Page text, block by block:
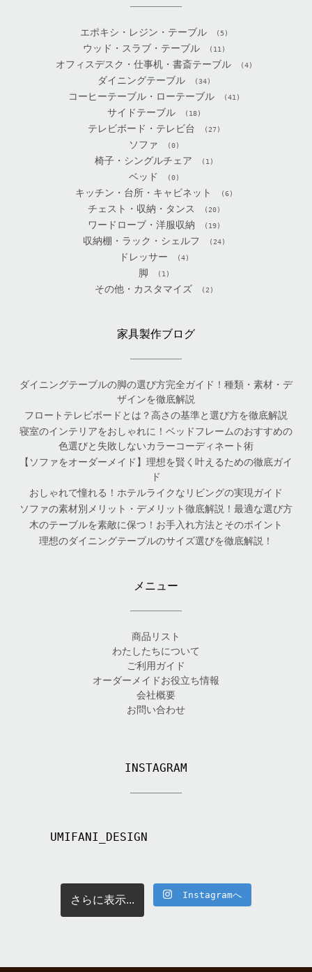
エポキシ・レジン・テーブル (5)
ウッド・スラブ・テーブル (11)
オフィスデスク・仕事机・書斎テーブル (4)
ダイニングテーブル (34)
コーヒーテーブル・ローテーブル (41)
サイドテーブル (18)
テレビボード・テレビ台 (27)
ソファ (0)
椅子・シングルチェア (1)
ベッド (0)
キッチン・台所・キャビネット (6)
チェスト・収納・タンス (20)
ワードローブ・洋服収納 (19)
収納棚・ラック・シェルフ (24)
ドレッサー (4)
脚 (1)
その他・カスタマイズ (2)
家具製作ブログ
ダイニングテーブルの脚の選び方完全ガイド！種類・素材・デ
ザインを徹底解説
フロートテレビボードとは？高さの基準と選び方を徹底解説
寝室のインテリアをおしゃれに！ベッドフレームのおすすめの
色選びと失敗しないカラーコーディネート術
【ソファをオーダーメイド】理想を賢く叶えるための徹底ガイ
ド
おしゃれで憧れる！ホテルライクなリビングの実現ガイド
ソファの素材別メリット・デメリット徹底解説！最適な選び方
木のテーブルを素敵に保つ！お手入れ方法とそのポイント
理想のダイニングテーブルのサイズ選びを徹底解説！
メニュー
商品リスト
わたしたちについて
ご利用ガイド
オーダーメイドお役立ち情報
会社概要
お問い合わせ
INSTAGRAM
UMIFANI_DESIGN
さらに表示... Instagramへ